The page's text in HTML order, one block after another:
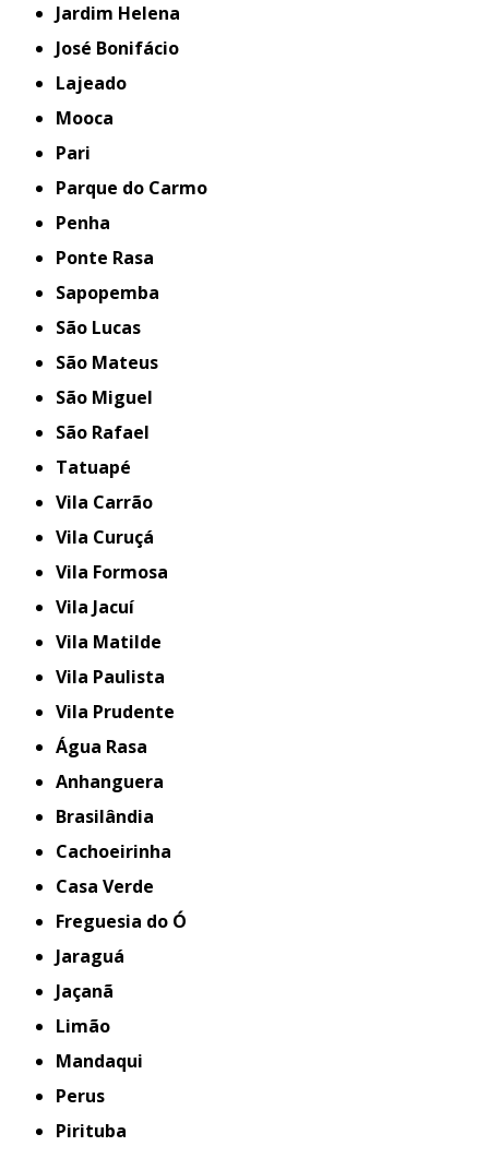
Jardim Helena
José Bonifácio
Lajeado
Mooca
Pari
Parque do Carmo
Penha
Ponte Rasa
Sapopemba
São Lucas
São Mateus
São Miguel
São Rafael
Tatuapé
Vila Carrão
Vila Curuçá
Vila Formosa
Vila Jacuí
Vila Matilde
Vila Paulista
Vila Prudente
Água Rasa
Anhanguera
Brasilândia
Cachoeirinha
Casa Verde
Freguesia do Ó
Jaraguá
Jaçanã
Limão
Mandaqui
Perus
Pirituba